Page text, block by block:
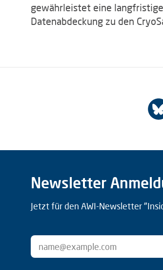
gewährleistet eine
Datenabdeckung zu den
Newsletter
Jetzt für den AWI-Newsletter